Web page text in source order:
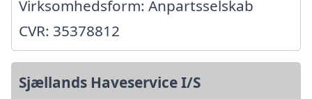
Virksomhedsform: Anpartsselskab
CVR: 35378812
Sjællands Haveservice I/S